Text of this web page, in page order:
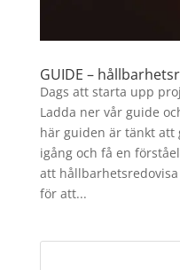
GUIDE –
Dags att starta upp
Ladda ner vår guide
här guiden är tänkt att
igång och få en
att
för att...